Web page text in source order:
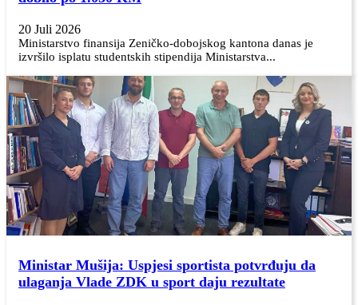
20 Juli 2026
Ministarstvo finansija Zeničko-dobojskog kantona danas je
izvršilo isplatu studentskih stipendija Ministarstva...
Ministar Mušija: Uspjesi sportista potvrđuju da
ulaganja Vlade ZDK u sport daju rezultate